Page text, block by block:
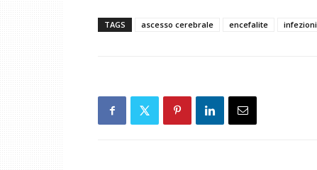
TAGS ascesso cerebrale encefalite infezioni